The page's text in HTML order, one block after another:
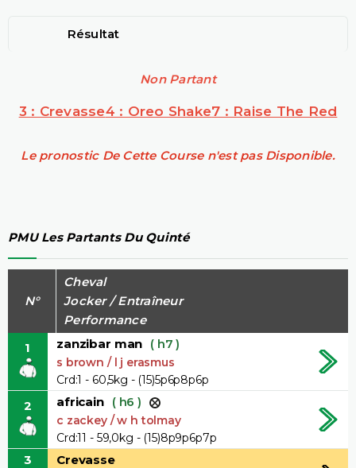
Résultat
Non Partant
3 : Crevasse4 : Oreo Shake7 : Raise The Red
Le pronostic De Cette Course n'est pas Disponible.
PMU Les Partants Du Quinté
N°
Cheval
Jocker / Entraîneur
Performance
1
zanzibar man ( h7 )
s brown / l j erasmus
Crd:1 - 60,5kg - (15)5p6p8p6p
2 africain ( h6 )
c zackey / w h tolmay
Crd:11 - 59,0kg - (15)8p9p6p7p
3 Crevasse